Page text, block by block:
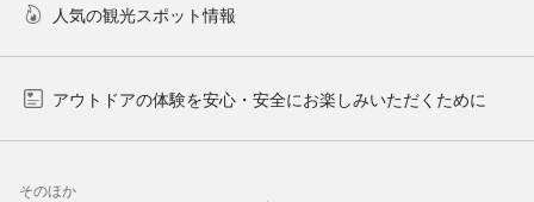
人気の観光スポット情報
アウトドアの体験を安心・安全にお楽しみいただくために
そのほか